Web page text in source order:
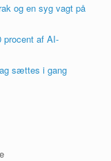
og en syg vagt på
procent af AI-
sættes i gang